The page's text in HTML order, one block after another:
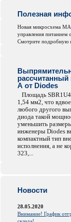
Полезная
Новая микросхема
управления питанием
Смотрите подробную
рассчитанный
А от Diodes
Площадь
1,54 мм2, что
любого другого
диода такой
уменьшить
инженеры Diodes
компактный тип
исполнения, а не
323,...
Новости
28.05.2020
Внимание! График